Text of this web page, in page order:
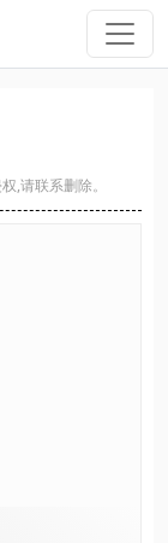
,请联系删除。